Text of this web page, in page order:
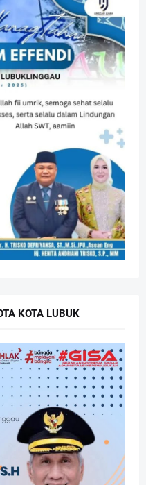
KOTA LUBUK